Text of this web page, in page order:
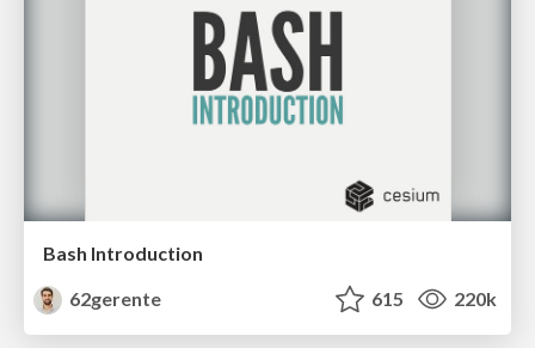
Bash Introduction
62gerente
615 220k